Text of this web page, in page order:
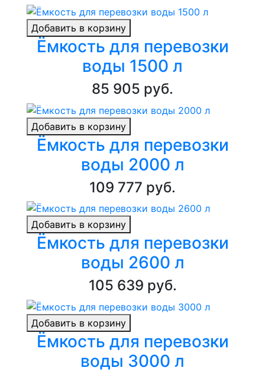
Добавить в корзину
Ёмкость для перевозки
воды 1500 л
85 905 руб.
Добавить в корзину
Ёмкость для перевозки
воды 2000 л
109 777 руб.
Добавить в корзину
Ёмкость для перевозки
воды 2600 л
105 639 руб.
Добавить в корзину
Ёмкость для перевозки
воды 3000 л